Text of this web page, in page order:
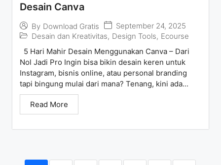
Desain Canva
By Download Gratis
September 24, 2025
Desain dan Kreativitas, Design Tools, Ecourse
5 Hari Mahir Desain Menggunakan Canva – Dari
Nol Jadi Pro Ingin bisa bikin desain keren untuk
Instagram, bisnis online, atau personal branding
tapi bingung mulai dari mana? Tenang, kini ada...
Read More